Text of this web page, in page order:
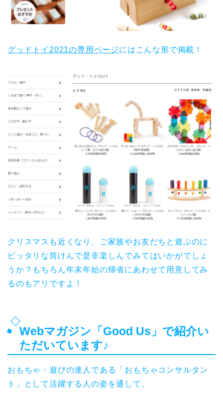
グッドトイ2021の専用ページにはこんな形で掲載！
クリスマスも近くなり、ご家族やお友だちと遊ぶのに
ピッタリな筒けんで是非楽しんでみてはいかがでしょ
うか？もちろん年末年始の帰省にあわせて用意してみ
るのもアリですよ！
Webマガジン「Good Us」で紹介い
ただいています♪
おもちゃ・遊びの達人である「おもちゃコンサルタン
ト」として活躍する人の姿を通して、